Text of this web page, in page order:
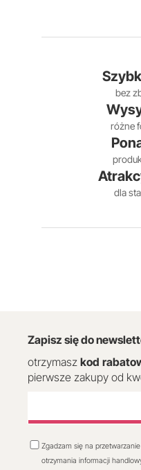
bez
różne
dla
Zapisz się do
otrzymasz kod
pierwsze zakupy od
Zgadzam się na
otrzymania informacji